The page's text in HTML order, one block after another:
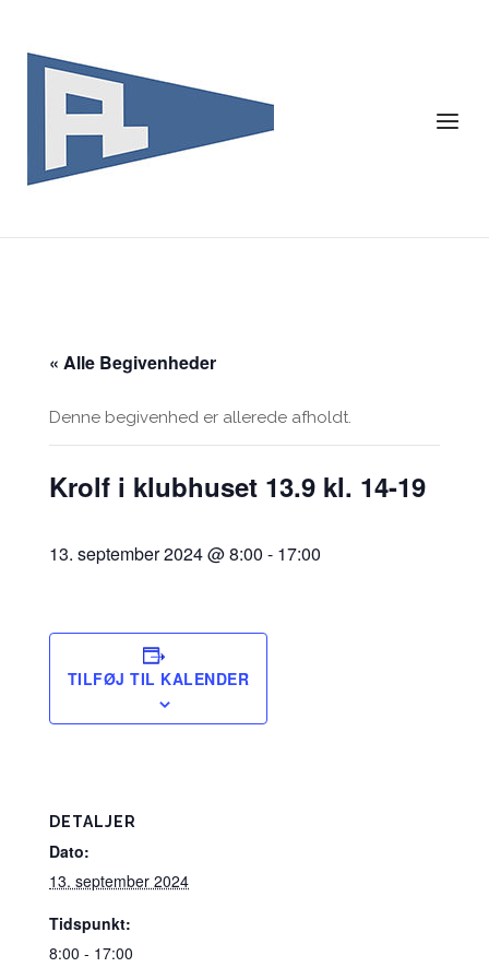
content
Menu
« Alle Begivenheder
Denne begivenhed er allerede afholdt.
Krolf i klubhuset 13.9 kl. 14-19
13. september 2024 @ 8:00 - 17:00
TILFØJ TIL KALENDER
DETALJER
Dato:
13. september 2024
Tidspunkt:
8:00 - 17:00